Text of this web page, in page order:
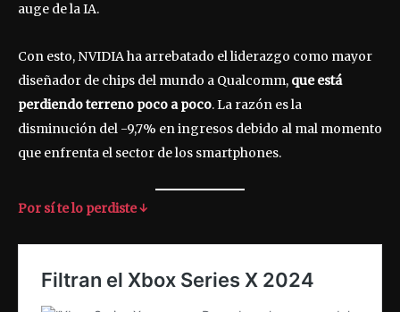
auge de la IA.
Con esto, NVIDIA ha arrebatado el liderazgo como mayor
diseñador de chips del mundo a Qualcomm, que está
perdiendo terreno poco a poco. La razón es la
disminución del -9,7% en ingresos debido al mal momento
que enfrenta el sector de los smartphones.
Por sí te lo perdiste ↓